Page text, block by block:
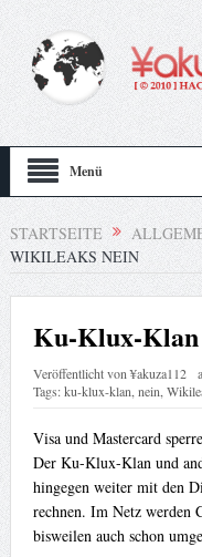
Menü
STARTSEITE
WIKILEAKS NEIN
Ku-Klux-
Veröffentlicht von¥akuza112
Tags:ku-klux-klan nein
Visa und Mastercard
Der Ku-Klux-Klan und
hingegen weiter mit den
rechnen. Im Netz werden
bisweilen auch schon